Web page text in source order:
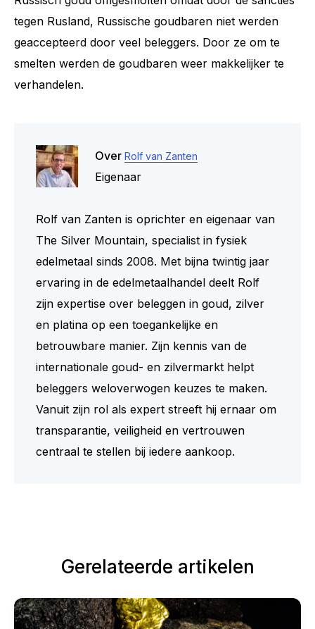
tegen Rusland, Russische goudbaren niet werden
geaccepteerd door veel beleggers. Door ze om te
smelten werden de goudbaren weer makkelijker te
verhandelen.
Over Rolf van Zanten
Eigenaar
Rolf van Zanten is oprichter en eigenaar van
The Silver Mountain, specialist in fysiek
edelmetaal sinds 2008. Met bijna twintig jaar
ervaring in de edelmetaalhandel deelt Rolf
zijn expertise over beleggen in goud, zilver
en platina op een toegankelijke en
betrouwbare manier. Zijn kennis van de
internationale goud- en zilvermarkt helpt
beleggers weloverwogen keuzes te maken.
Vanuit zijn rol als expert streeft hij ernaar om
transparantie, veiligheid en vertrouwen
centraal te stellen bij iedere aankoop.
Gerelateerde artikelen